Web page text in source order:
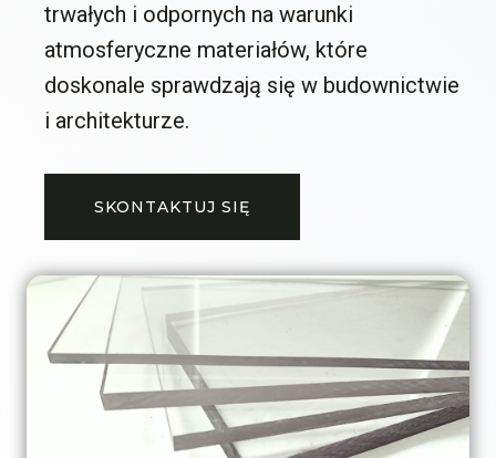
trwałych i odpornych na warunki
atmosferyczne materiałów, które
doskonale sprawdzają się w budownictwie
i architekturze.
SKONTAKTUJ SIĘ